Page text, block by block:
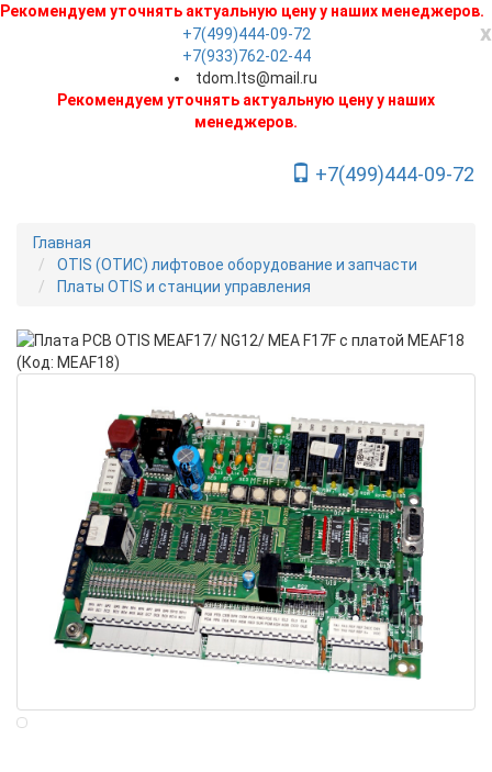
Рекомендуем уточнять актуальную цену у наших менеджеров.
x
+7(499)444-09-72
+7(933)762-02-44
tdom.lts@mail.ru
Рекомендуем уточнять актуальную цену у наших
менеджеров.
+7(499)444-09-72
Toggle Navigation
Главная
OTIS (ОТИС) лифтовое оборудование и запчасти
Платы OTIS и станции управления